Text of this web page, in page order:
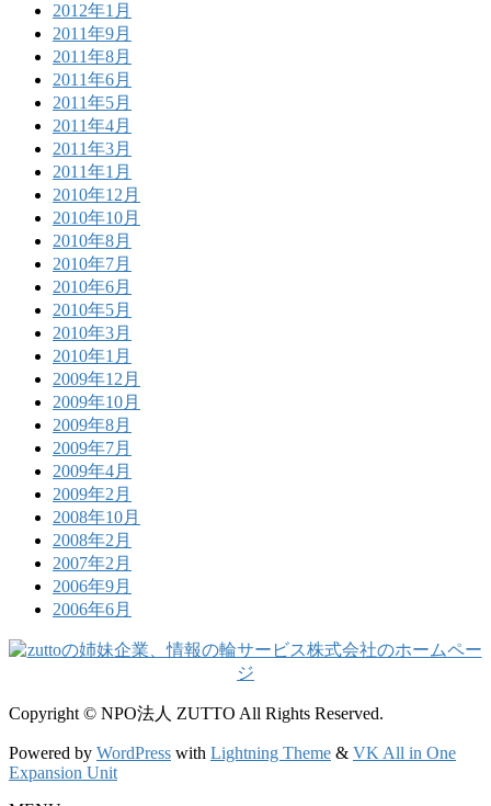
2012年1月
2011年9月
2011年8月
2011年6月
2011年5月
2011年4月
2011年3月
2011年1月
2010年12月
2010年10月
2010年8月
2010年7月
2010年6月
2010年5月
2010年3月
2010年1月
2009年12月
2009年10月
2009年8月
2009年7月
2009年4月
2009年2月
2008年10月
2008年2月
2007年2月
2006年9月
2006年6月
Copyright © NPO法人 ZUTTO All Rights Reserved.
Powered by WordPress with Lightning Theme & VK All in One
Expansion Unit